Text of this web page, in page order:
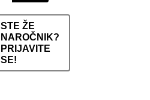
STE ŽE
NAROČNIK?
PRIJAVITE
SE!